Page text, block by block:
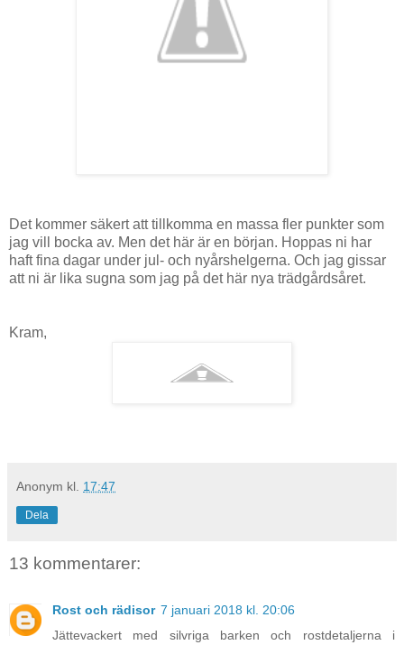
Det kommer säkert att tillkomma en massa fler punkter som
jag vill bocka av. Men det här är en början. Hoppas ni har
haft fina dagar under jul- och nyårshelgerna. Och jag gissar
att ni är lika sugna som jag på det här nya trädgårdsåret.
Kram,
Anonym kl. 17:47
Dela
13 kommentarer:
Rost och rädisor 7 januari 2018 kl. 20:06
Jättevackert med silvriga barken och rostdetaljerna i